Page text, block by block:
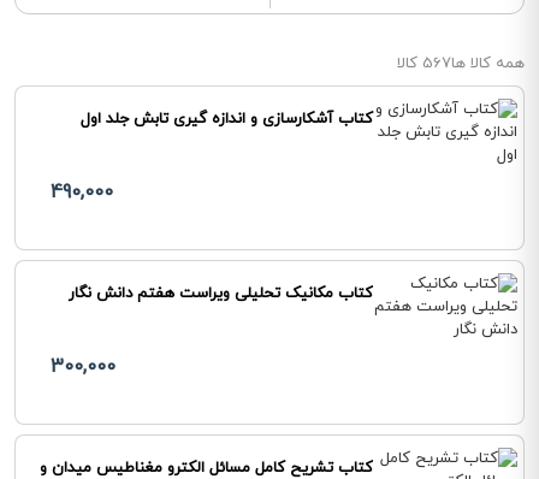
همه کالا ها567 کالا
کتاب آشکارسازی و اندازه گیری تابش جلد اول
490,000
کتاب مکانیک تحلیلی ویراست هفتم دانش نگار
300,000
کتاب تشریح کامل مسائل الکترو مغناطیس میدان و